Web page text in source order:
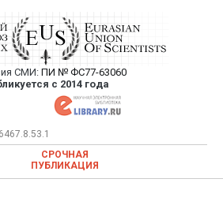
Союз Ученых —
научных статей в
научном журнале
СМИ: ПИ № ФС77-63060
с 2014 года
— публикация научных статей в
научном журнале
СРОЧНАЯ
ПУБЛИКАЦИЯ